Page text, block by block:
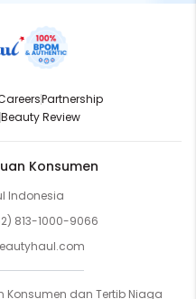
Partnership
Beauty Review
Konsumen
Indonesia
813-1000-9066
Konsumen dan Tertib Niaga